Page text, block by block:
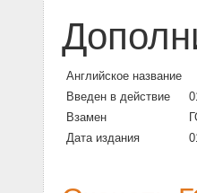
Английское название
Введен в действие
Взамен
Дата издания